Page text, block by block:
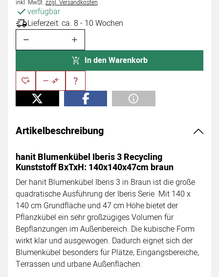
Steuerhinweis:
inkl. MwSt. zzgl. Versandkosten
verfügbar
Lieferzeit: ca. 8 - 10 Wochen
In den Warenkorb
Artikelbeschreibung
hanit Blumenkübel Iberis 3 Recycling
Kunststoff BxTxH: 140x140x47cm braun
Der hanit Blumenkübel Iberis 3 in Braun ist die große
quadratische Ausführung der Iberis Serie. Mit 140 x
140 cm Grundfläche und 47 cm Höhe bietet der
Pflanzkübel ein sehr großzügiges Volumen für
Bepflanzungen im Außenbereich. Die kubische Form
wirkt klar und ausgewogen. Dadurch eignet sich der
Blumenkübel besonders für Plätze, Eingangsbereiche,
Terrassen und urbane Außenflächen.